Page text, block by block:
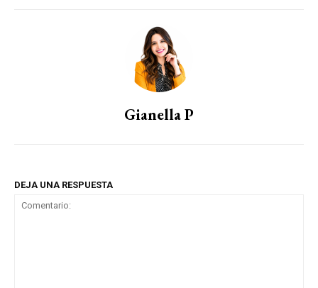
Gianella P
DEJA UNA RESPUESTA